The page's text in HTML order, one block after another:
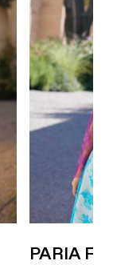
PARIA